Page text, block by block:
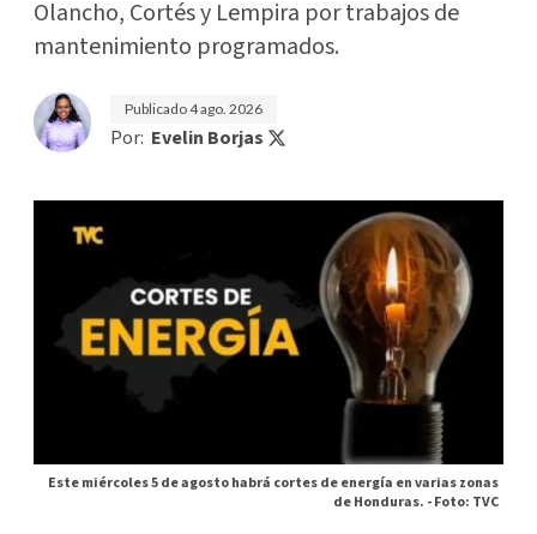
Olancho, Cortés y Lempira por trabajos de
mantenimiento programados.
Publicado4 ago. 2026
Por: Evelin Borjas
Este miércoles 5 de agosto habrá cortes de energía en varias zonas
de Honduras. -Foto: TVC